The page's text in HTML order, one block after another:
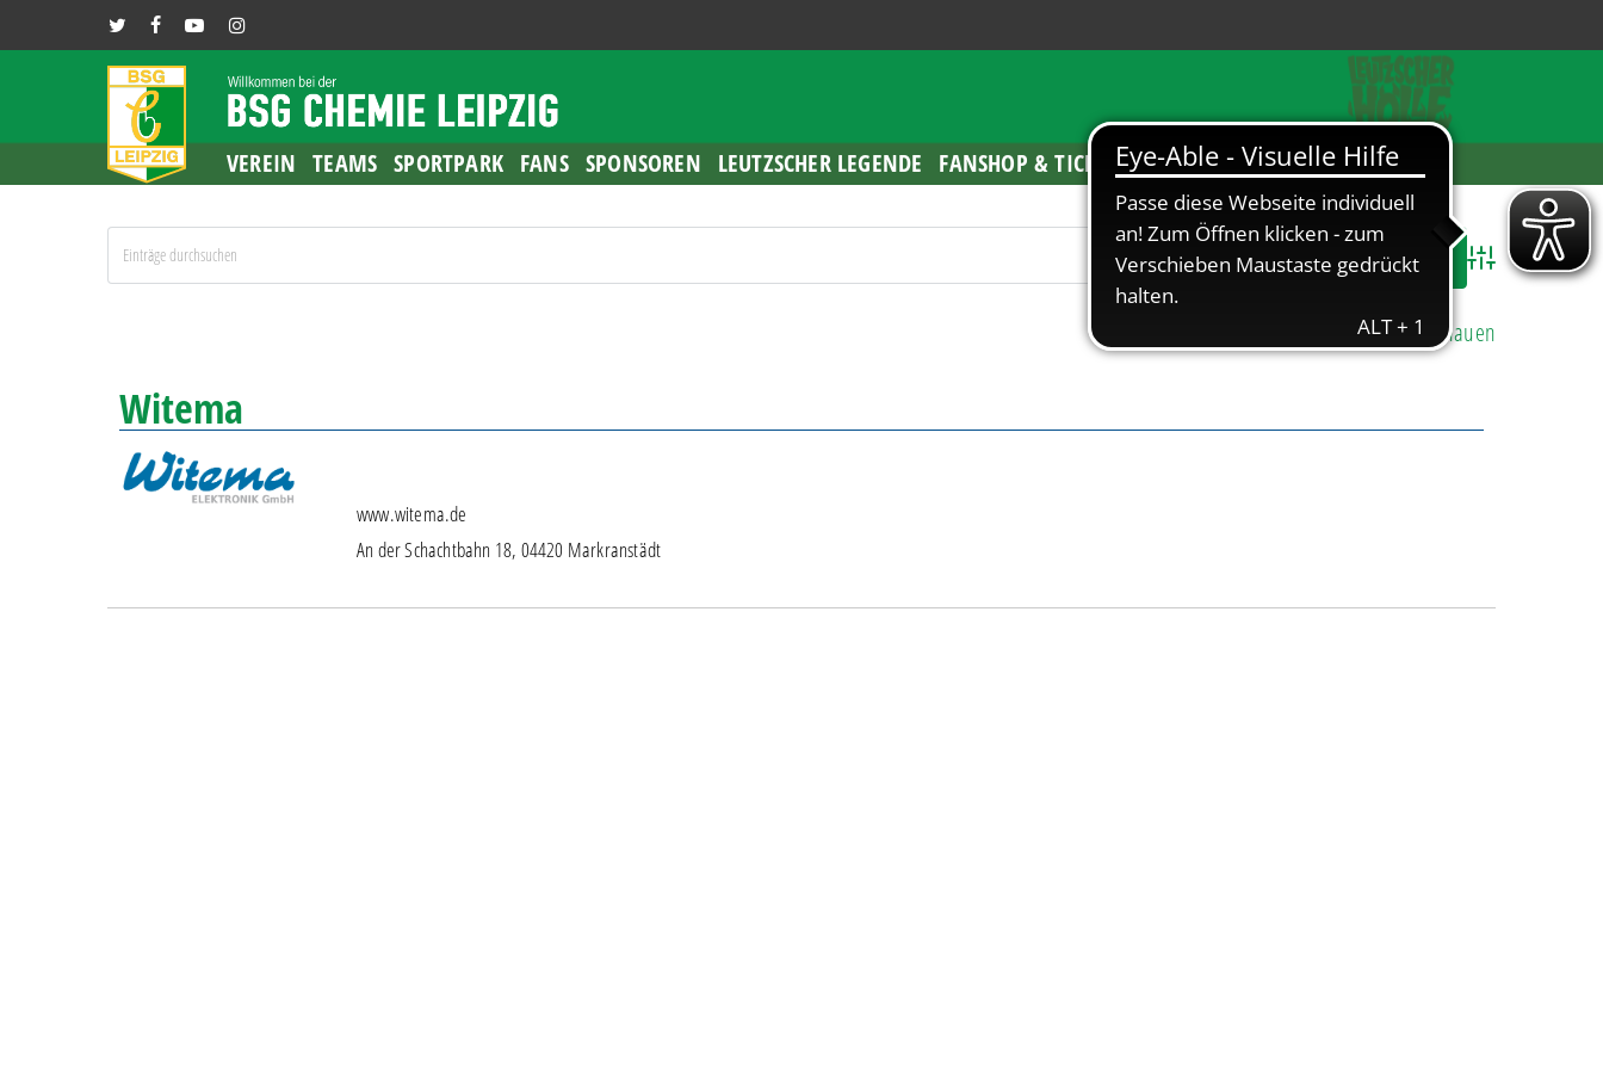
to
TWITTERFACEBOOKYOUTUBEINSTAGRAM
VEREIN TEAMS SPORTPARK FANS SPONSOREN LEUTZSCHER LEGENDE FANSHOP & TICKETS
Advanced Search
Alle Einträge anschauen
Witema
www.witema.de
An der Schachtbahn 18, 04420 Markranstädt